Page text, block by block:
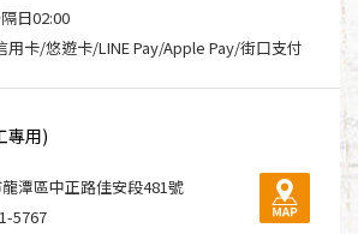
日02:00
用卡/悠遊卡/LINE Pay/Apple Pay/街口支付
專用)
潭區中正路佳安段481號
5767